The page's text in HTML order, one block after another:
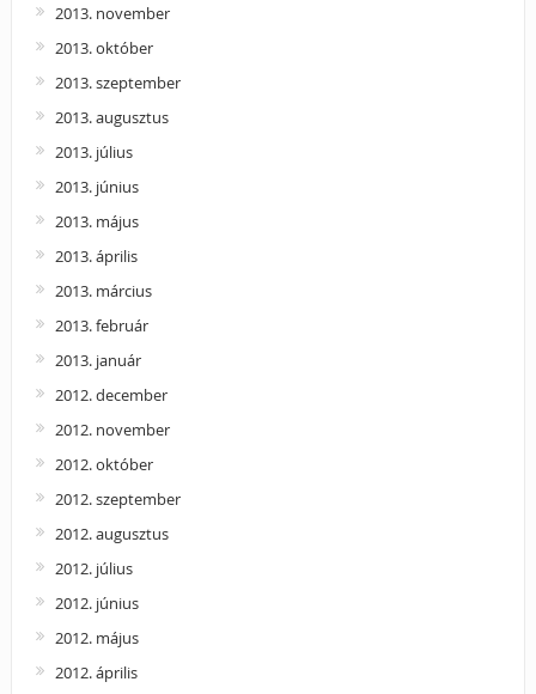
2013. november
2013. október
2013. szeptember
2013. augusztus
2013. július
2013. június
2013. május
2013. április
2013. március
2013. február
2013. január
2012. december
2012. november
2012. október
2012. szeptember
2012. augusztus
2012. július
2012. június
2012. május
2012. április